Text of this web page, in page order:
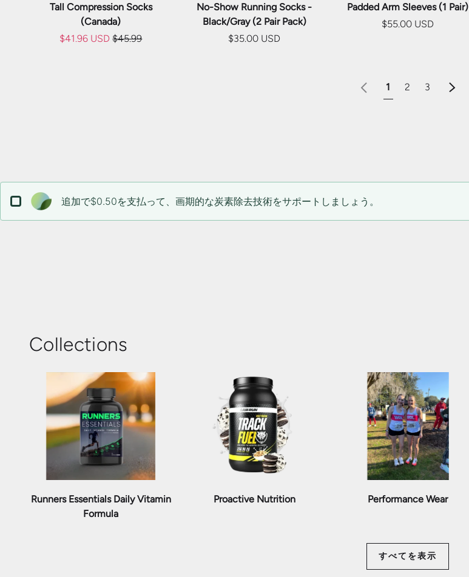
Tall Compression Socks
(Canada)
$41.96 USD $45.99
No-Show Running Socks -
Black/Gray (2 Pair Pack)
$35.00 USD
Padded Arm Sleeves (1 Pair)
$55.00 USD
1 2 3 次
追加で$0.50を支払って、画期的な炭素除去技術をサポートしましょう。
Collections
Runners Essentials Daily Vitamin
Formula
Proactive Nutrition Performance Wear
すべてを表示